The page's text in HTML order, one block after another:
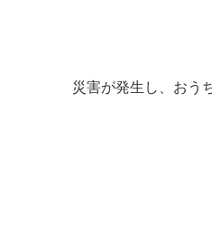
災害が発生し、おう